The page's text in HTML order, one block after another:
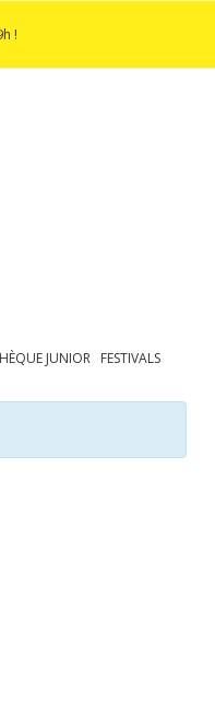
!
JUNIOR FESTIVALS